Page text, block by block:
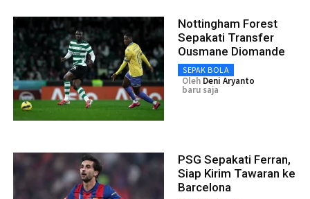
Nottingham Forest
Sepakati Transfer
Ousmane Diomande
SEPAK BOLA
Oleh Deni Aryanto
baru saja
PSG Sepakati Ferran,
Siap Kirim Tawaran ke
Barcelona